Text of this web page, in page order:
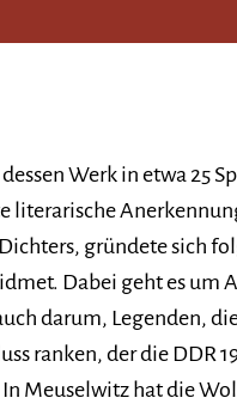
Werk in etwa 25
literarische
gründete sich
Dabei geht es um
darum, Legenden,
ranken, der die DDR
In Meuselwitz hat die